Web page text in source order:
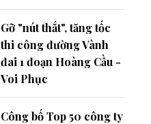
Gỡ "nút thắt", tăng tốc
thi công đường Vành
đai 1 đoạn Hoàng Cầu -
Voi Phục
Công bố Top 50 công ty